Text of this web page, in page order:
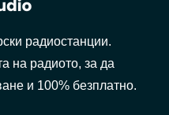
радиостанции.
на радиото, за да
и 100% безплатно.